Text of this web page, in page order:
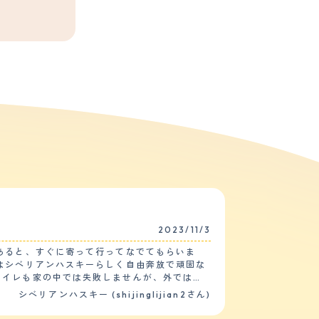
2023/11/3
と、すぐに寄って行ってなでてもらいま
ベリアンハスキーらしく自由奔放で頑固な
レも家の中では失敗しませんが、外ではマ
同じシベリアンハスキーと会うと喜びま
すいと聞いていますので、注意していま
シベリアンハスキー (shijinglijian2さん)